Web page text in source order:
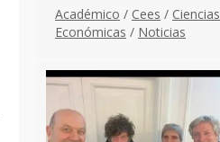
Académico / Cees / Ciencias
Económicas / Noticias